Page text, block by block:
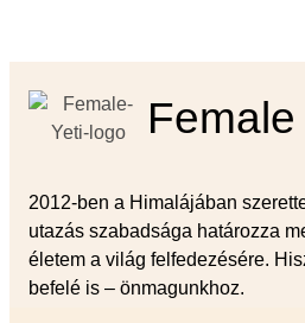
Female
2012-ben a Himalájában
utazás szabadsága határozza
életem a világ felfedezésére.
befelé is – önmagunkhoz.